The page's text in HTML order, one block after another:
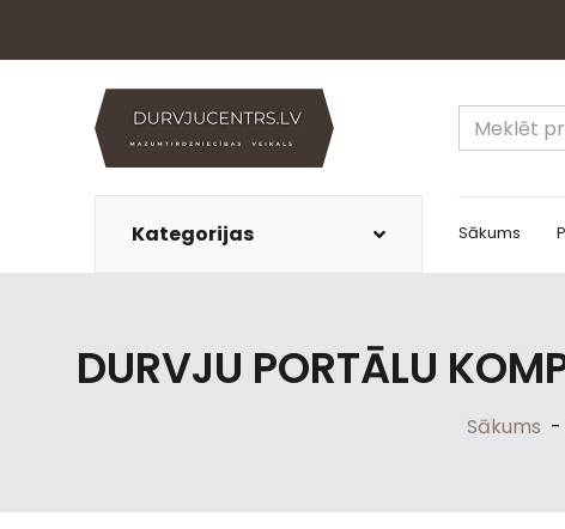
Kategorijas Sākums
DURVJU PORTĀLU
Sākums -